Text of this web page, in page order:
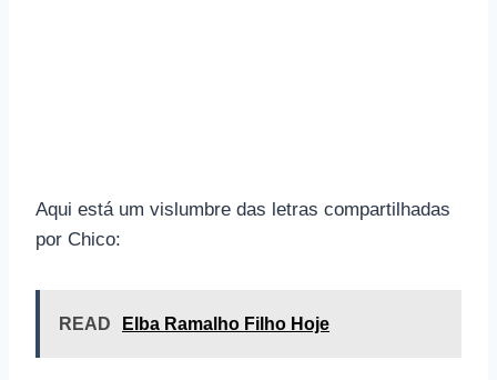
Aqui está um vislumbre das letras compartilhadas
por Chico:
READ Elba Ramalho Filho Hoje